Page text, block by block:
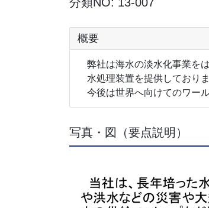
概要
弊社は海水の淡水化事業を
水処理装置を提供しており
今後は世界へ向けてのワー
写真・図（要点説明）